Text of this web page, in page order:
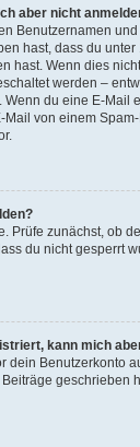
aber nicht
Benutzernamen
hast, dass du
hast. Wenn dies
werden –
du eine E-
von einem
Prüfe zunächst, ob
du nicht gesperrt
kann mich
dein Benutzerkonto